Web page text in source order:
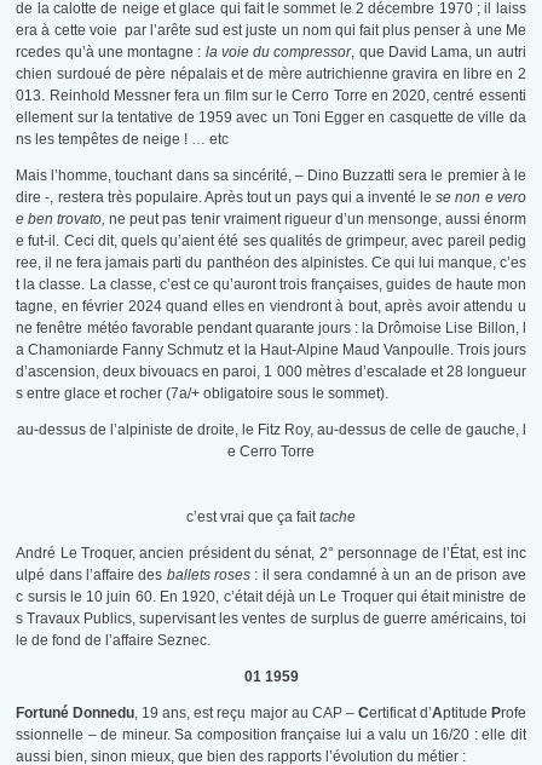
de la calotte de neige et glace qui fait le sommet le 2 décembre 1970 ; il laiss
era à cette voie par l’arête sud est juste un nom qui fait plus penser à une Me
rcedes qu’à une montagne : la voie du compressor, que David Lama, un autri
chien surdoué de père népalais et de mère autrichienne gravira en libre en 2
013. Reinhold Messner fera un film sur le Cerro Torre en 2020, centré essenti
ellement sur la tentative de 1959 avec un Toni Egger en casquette de ville da
ns les tempêtes de neige ! … etc
Mais l’homme, touchant dans sa sincérité, – Dino Buzzatti sera le premier à le
dire -, restera très populaire. Après tout un pays qui a inventé lese non e vero
e ben trovato, ne peut pas tenir vraiment rigueur d’un mensonge, aussi énorm
e fut-il. Ceci dit, quels qu’aient été ses qualités de grimpeur, avec pareil pedig
ree, il ne fera jamais parti du panthéon des alpinistes. Ce qui lui manque, c’es
t la classe. La classe, c’est ce qu’auront trois françaises, guides de haute mon
tagne, en février 2024 quand elles en viendront à bout, après avoir attendu u
ne fenêtre météo favorable pendant quarante jours : la Drômoise Lise Billon, l
a Chamoniarde Fanny Schmutz et la Haut-Alpine Maud Vanpoulle. Trois jours
d’ascension, deux bivouacs en paroi, 1 000 mètres d’escalade et 28 longueur
s entre glace et rocher (7a/+ obligatoire sous le sommet).
au-dessus de l’alpiniste de droite, le Fitz Roy, au-dessus de celle de gauche, l
e Cerro Torre
c’est vrai que ça faittache
André Le Troquer, ancien président du sénat, 2° personnage de l’État, est inc
ulpé dans l’affaire des ballets roses : il sera condamné à un an de prison ave
c sursis le 10 juin 60. En 1920, c’était déjà un Le Troquer qui était ministre de
s Travaux Publics, supervisant les ventes de surplus de guerre américains, toi
le de fond de l’affaire Seznec.
01 1959
Fortuné Donnedu, 19 ans, est reçu major au CAP – Certificat d’Aptitude Profe
ssionnelle – de mineur. Sa composition française lui a valu un 16/20 : elle dit
aussi bien, sinon mieux, que bien des rapports l’évolution du métier :